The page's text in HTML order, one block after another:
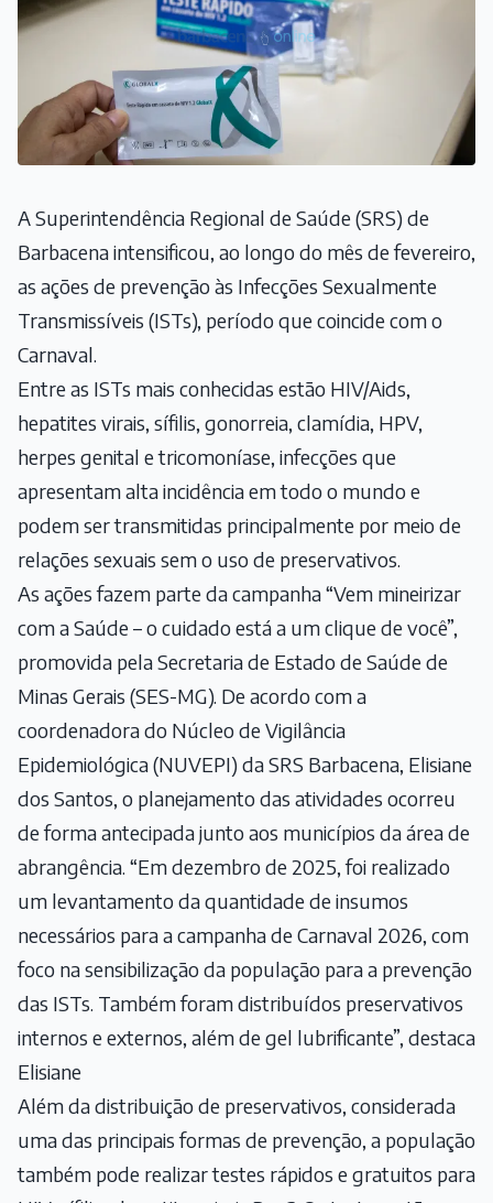
A Superintendência Regional de Saúde (SRS) de
Barbacena intensificou, ao longo do mês de fevereiro,
as ações de prevenção às Infecções Sexualmente
Transmissíveis (ISTs), período que coincide com o
Carnaval.
Entre as ISTs mais conhecidas estão HIV/Aids,
hepatites virais, sífilis, gonorreia, clamídia, HPV,
herpes genital e tricomoníase, infecções que
apresentam alta incidência em todo o mundo e
podem ser transmitidas principalmente por meio de
relações sexuais sem o uso de preservativos.
As ações fazem parte da campanha “Vem mineirizar
com a Saúde – o cuidado está a um clique de você”,
promovida pela Secretaria de Estado de Saúde de
Minas Gerais (SES-MG). De acordo com a
coordenadora do Núcleo de Vigilância
Epidemiológica (NUVEPI) da SRS Barbacena, Elisiane
dos Santos, o planejamento das atividades ocorreu
de forma antecipada junto aos municípios da área de
abrangência. “Em dezembro de 2025, foi realizado
um levantamento da quantidade de insumos
necessários para a campanha de Carnaval 2026, com
foco na sensibilização da população para a prevenção
das ISTs. Também foram distribuídos preservativos
internos e externos, além de gel lubrificante”, destaca
Elisiane
Além da distribuição de preservativos, considerada
uma das principais formas de prevenção, a população
também pode realizar testes rápidos e gratuitos para